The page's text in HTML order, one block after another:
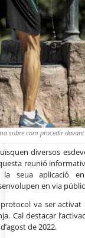
sobre com procedir
diversos
reunió
seua aplicació
en via
va ser activat
Cal destacar
de 2022.